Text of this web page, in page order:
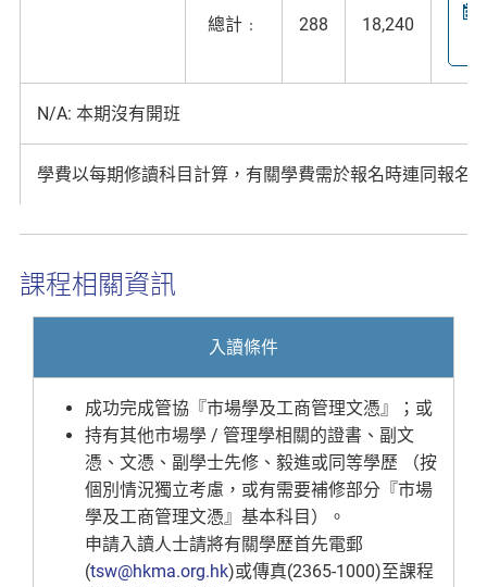
總計﹕ 288 18,240
N/A: 本期沒有開班
學費以每期修讀科目計算，有關學費需於報名時連同報名
課程相關資訊
入讀條件
成功完成管協『市場學及工商管理文憑』；或
持有其他市場學 / 管理學相關的證書、副文
憑、文憑、副學士先修、毅進或同等學歷 （按
個別情況獨立考慮，或有需要補修部分『市場
學及工商管理文憑』基本科目）。
申請入讀人士請將有關學歷首先電郵
(tsw@hkma.org.hk)或傳真(2365-1000)至課程